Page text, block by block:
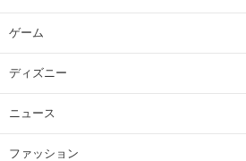
ゲーム
ディズニー
ニュース
ファッション